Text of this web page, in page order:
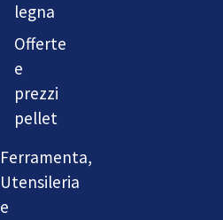
legna
Offerte
e
prezzi
pellet
Ferramenta,
Utensileria
e